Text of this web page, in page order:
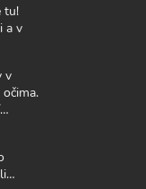
tu!
a v
v